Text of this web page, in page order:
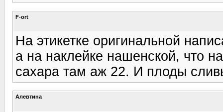
F-ort
На этикетке оригинальной
а на наклейке нашенской, что
сахара там аж 22. И плоды
Алевтина